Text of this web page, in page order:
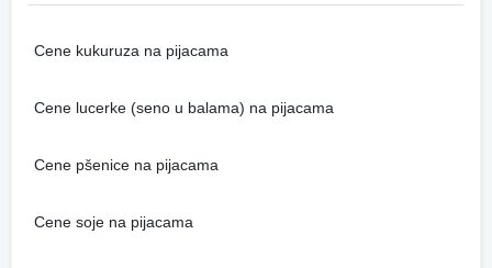
Cene kukuruza na pijacama
Cene lucerke (seno u balama) na pijacama
Cene pšenice na pijacama
Cene soje na pijacama